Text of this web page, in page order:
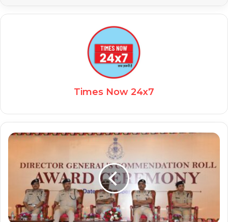
Times Now 24x7